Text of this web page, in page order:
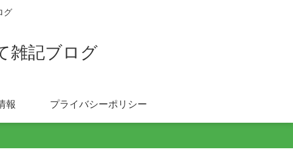
グ
雑記ブログ
報 プライバシーポリシー